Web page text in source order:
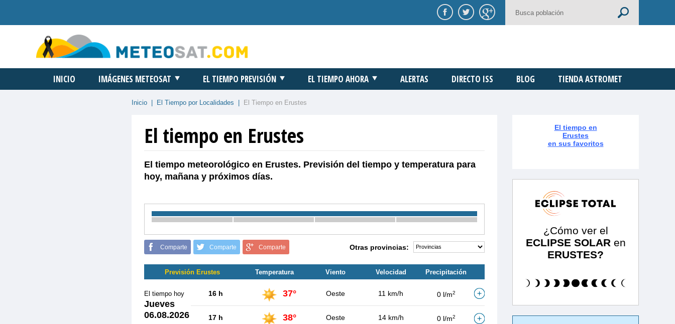
INICIO IMÁGENES METEOSAT EL TIEMPO PREVISIÓN EL TIEMPO AHORA ALERTAS DIRECTO ISS BLOG TIENDA ASTROMET
Inicio El Tiempo por Localidades El Tiempo en Erustes
El tiempo en Erustes
El tiempo meteorológico en Erustes. Previsión del tiempo y temperatura para
hoy, mañana y próximos días.
Comparte Comparte Comparte Otras provincias:
Previsión Erustes Temperatura Viento Velocidad Precipitación
El tiempo hoy
Jueves
06.08.2026
16 h 37° Oeste 11 km/h 0 l/m2
17 h 38° Oeste 14 km/h 0 l/m2
El tiempo en
Erustes
en sus favoritos
¿Cómo ver el
ECLIPSE SOLAR en
ERUSTES?